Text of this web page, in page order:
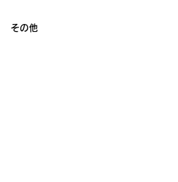
その他